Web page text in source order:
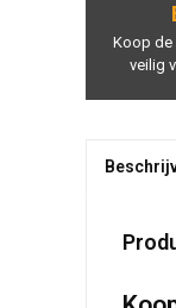
Koop de
veilig